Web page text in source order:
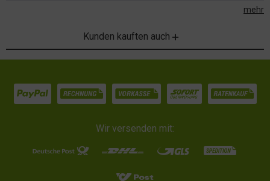
mehr
Kunden kauften auch
Wir versenden mit: